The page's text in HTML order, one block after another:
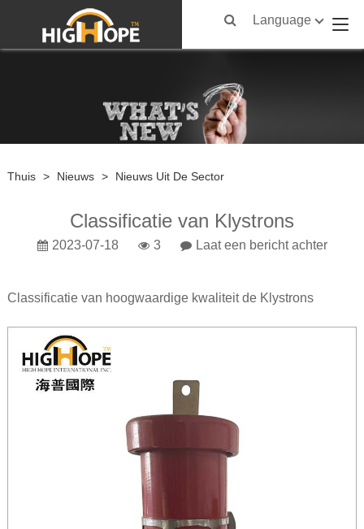
Language
Thuis > Nieuws > Nieuws Uit De Sector
Classificatie van Klystrons
2023-07-18 3 Laat een bericht achter
Classificatie van hoogwaardige kwaliteitde Klystrons